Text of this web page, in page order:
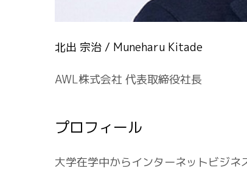
北出 宗治 / Muneharu Kitade
AWL株式会社 代表取締役社長
プロフィール
⼤学在学中からインターネットビジ